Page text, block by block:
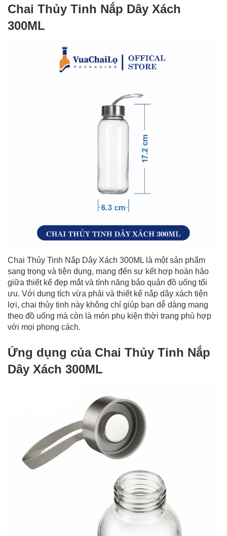
Chai Thủy Tinh Nắp Dây Xách
300ML
Chai Thủy Tinh Nắp Dây Xách 300ML là một sản phẩm
sang trọng và tiện dụng, mang đến sự kết hợp hoàn hảo
giữa thiết kế đẹp mắt và tính năng bảo quản đồ uống tối
ưu. Với dung tích vừa phải và thiết kế nắp dây xách tiện
lợi, chai thủy tinh này không chỉ giúp bạn dễ dàng mang
theo đồ uống mà còn là món phụ kiện thời trang phù hợp
với mọi phong cách.
Ứng dụng của Chai Thủy Tinh Nắp
Dây Xách 300ML